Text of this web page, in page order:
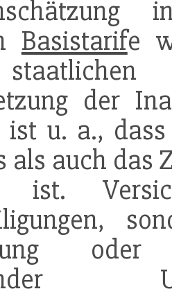
Basistarife
der
ist u. a.,
als auch das
ist.
oder